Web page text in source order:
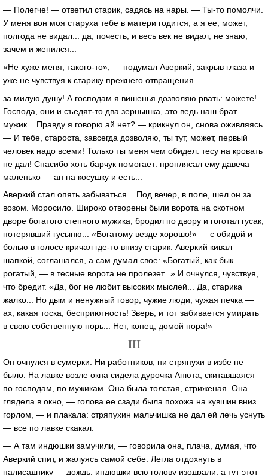
— Полегче! — ответил старик, садясь на нары. — Ты-то помолчи.
У меня вон моя старуха тебе в матери годится, а я ее, может,
полгода не видал... да, почесть, и весь век не видал, не знаю,
зачем и женился...
«Не хуже меня, такого-то», — подумал Аверкий, закрыв глаза и
уже не чувствуя к старику прежнего отвращения.
за милую душу! А господам я вишенья дозволяю рвать: можете!
Господа, они и съедят-то два зернышка, это ведь наш брат
мужик... Правду я говорю ай нет? — крикнул он, снова оживляясь.
— И тебе, староста, завсегда дозволяю, ты тут, может, первый
человек надо всеми! Только ты меня чем обидел: тесу на кровать
не дал! Спасибо хоть барчук помогает: проплясал ему давеча
маленько — ан на косушку и есть...
Аверкий стал опять забываться... Под вечер, в поле, шел он за
возом. Моросило. Широко отворены были ворота на скотном
дворе богатого степного мужика; бродил по двору и гоготал гусак,
потерявший гусыню... «Богатому везде хорошо!» — с обидой и
болью в голосе кричал где-то внизу старик. Аверкий кивал
шапкой, соглашался, а сам думал свое: «Богатый, как бык
рогатый, — в тесные ворота не пролезет...» И очнулся, чувствуя,
что бредит. «Да, бог не любит высоких мыслей... Да, старика
жалко... Но дым и ненужный говор, чужие люди, чужая печка —
ах, какая тоска, бесприютность! Зверь, и тот забивается умирать
в свою собственную норь... Нет, конец, домой пора!»
III
Он очнулся в сумерки. Ни работников, ни стряпухи в избе не
было. На лавке возле окна сидела дурочка Анюта, скитавшаяся
по господам, по мужикам. Она была толстая, стриженая. Она
глядела в окно, — голова ее сзади была похожа на кувшин вниз
горлом, — и плакала: стряпухин мальчишка не дал ей лечь уснуть
— все по лавке скакал.
— А там индюшки замучили, — говорила она, плача, думая, что
Аверкий спит, и жалуясь самой себе. Легла отдохнуть в
палисаднику — дождь, индюшки всю голову изодрали, а тут этот